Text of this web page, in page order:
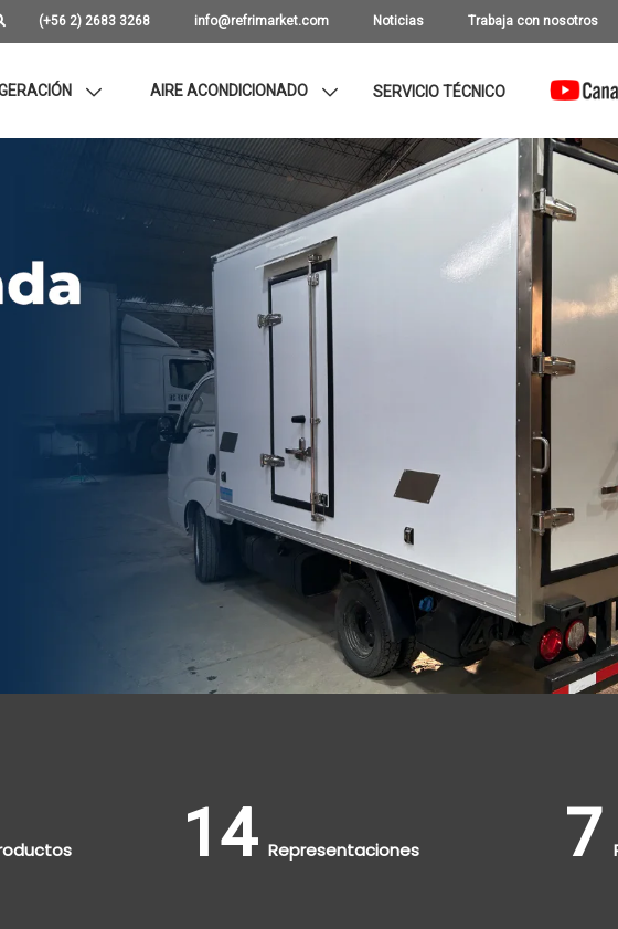
(+56 2) 2683 3268 info@refrimarket.com Noticias Trabaja con nosotros
AIRE ACONDICIONADO SERVICIO TÉCNICO
Productos 14 Representaciones 7